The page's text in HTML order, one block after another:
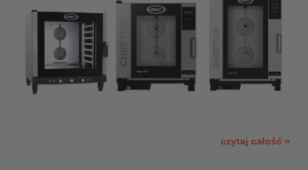
czytaj całość »